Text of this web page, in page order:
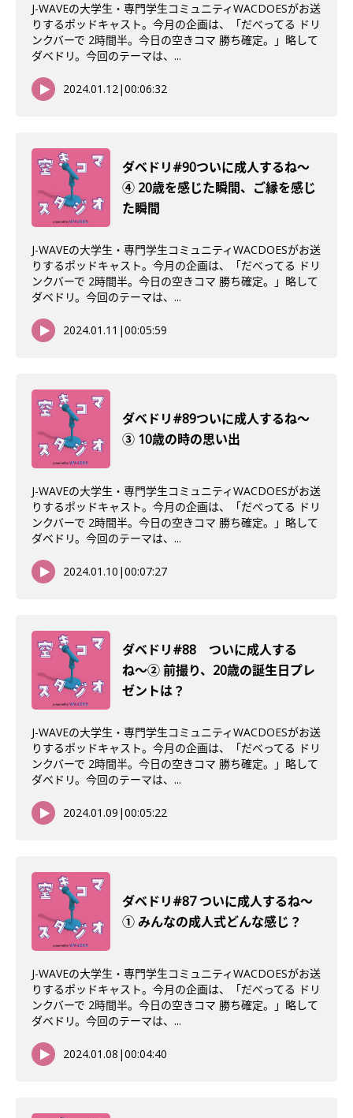
J-WAVEの大学生・専門学生コミュニティWACDOESがお送
りするポッドキャスト。今月の企画は、「だべってる ドリ
ンクバーで 2時間半。今日の空きコマ 勝ち確定。」略して
ダベドリ。今回のテーマは、...
2024.01.12|00:06:32
ダベドリ#90ついに成人するね〜
④ 20歳を感じた瞬間、ご縁を感じ
た瞬間
J-WAVEの大学生・専門学生コミュニティWACDOESがお送
りするポッドキャスト。今月の企画は、「だべってる ドリ
ンクバーで 2時間半。今日の空きコマ 勝ち確定。」略して
ダベドリ。今回のテーマは、...
2024.01.11 |00:05:59
ダベドリ#89ついに成人するね〜
③ 10歳の時の思い出
J-WAVEの大学生・専門学生コミュニティWACDOESがお送
りするポッドキャスト。今月の企画は、「だべってる ドリ
ンクバーで 2時間半。今日の空きコマ 勝ち確定。」略して
ダベドリ。今回のテーマは、...
2024.01.10 |00:07:27
ダベドリ#88 ついに成人する
ね〜② 前撮り、20歳の誕生日プレ
ゼントは？
J-WAVEの大学生・専門学生コミュニティWACDOESがお送
りするポッドキャスト。今月の企画は、「だべってる ドリ
ンクバーで 2時間半。今日の空きコマ 勝ち確定。」略して
ダベドリ。今回のテーマは、...
2024.01.09 |00:05:22
ダベドリ#87 ついに成人するね〜
① みんなの成人式どんな感じ？
J-WAVEの大学生・専門学生コミュニティWACDOESがお送
りするポッドキャスト。今月の企画は、「だべってる ドリ
ンクバーで 2時間半。今日の空きコマ 勝ち確定。」略して
ダベドリ。今回のテーマは、...
2024.01.08 |00:04:40